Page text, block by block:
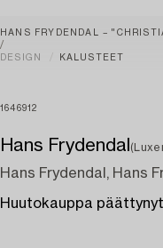
HANS FRYDENDAL –
DESIGN KALUSTEET
1646912
Hans Frydendal
Hans Frydendal, Hans
Huutokauppa päättynyt